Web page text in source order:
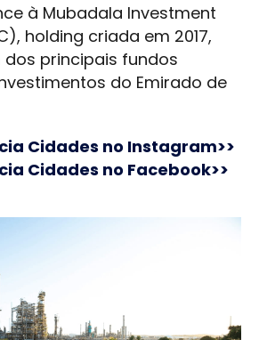
à Mubadala Investment
holding criada em 2017,
principais fundos
do Emirado de
Cidades no Instagram>>
Cidades no Facebook>>